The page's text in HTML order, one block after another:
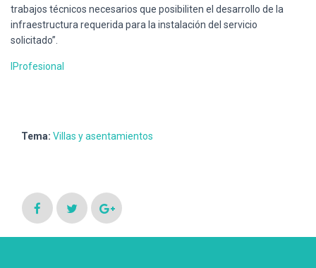
trabajos técnicos necesarios que posibiliten el desarrollo de la
infraestructura requerida para la instalación del servicio
solicitado”.
IProfesional
Tema: Villas y asentamientos